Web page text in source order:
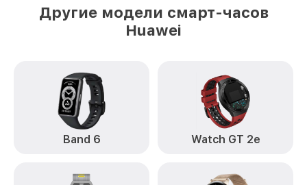
Другие модели смарт-часов
Huawei
Band 6 Watch GT 2e